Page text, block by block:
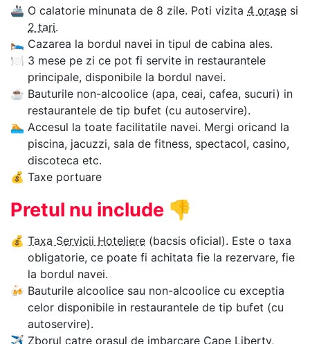
🚢 O calatorie minunata de 8 zile. Poti vizita 4 orase si
2 tari.
🛌 Cazarea la bordul navei in tipul de cabina ales.
🍽 3 mese pe zi ce pot fi servite in restaurantele
principale, disponibile la bordul navei.
☕ Bauturile non-alcoolice (apa, ceai, cafea, sucuri) in
restaurantele de tip bufet (cu autoservire).
🏊‍ Accesul la toate facilitatile navei. Mergi oricand la
piscina, jacuzzi, sala de fitness, spectacol, casino,
discoteca etc.
💰 Taxe portuare
Pretul nu include 👎
💰 Taxa Servicii Hoteliere (bacsis oficial). Este o taxa
obligatorie, ce poate fi achitata fie la rezervare, fie
la bordul navei.
🍻 Bauturile alcoolice sau non-alcoolice cu exceptia
celor disponibile in restaurantele de tip bufet (cu
autoservire).
✈ Zborul catre orasul de imbarcare Cape Liberty,